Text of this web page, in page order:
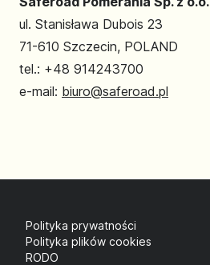
ul. Stanisława Dubois 23
71-610 Szczecin, POLAND
tel.: +48 914243700
e-mail: biuro@saferoad.pl
Polityka prywatności
Polityka plików cookies
RODO